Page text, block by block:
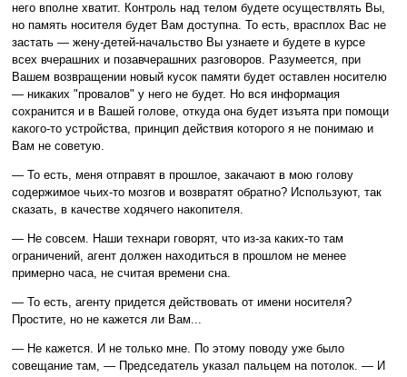
него вполне хватит. Контроль над телом будете осуществлять Вы,
но память носителя будет Вам доступна. То есть, врасплох Вас не
застать — жену-детей-начальство Вы узнаете и будете в курсе
всех вчерашних и позавчерашних разговоров. Разумеется, при
Вашем возвращении новый кусок памяти будет оставлен носителю
— никаких "провалов" у него не будет. Но вся информация
сохранится и в Вашей голове, откуда она будет изъята при помощи
какого-то устройства, принцип действия которого я не понимаю и
Вам не советую.
— То есть, меня отправят в прошлое, закачают в мою голову
содержимое чьих-то мозгов и возвратят обратно? Используют, так
сказать, в качестве ходячего накопителя.
— Не совсем. Наши технари говорят, что из-за каких-то там
ограничений, агент должен находиться в прошлом не менее
примерно часа, не считая времени сна.
— То есть, агенту придется действовать от имени носителя?
Простите, но не кажется ли Вам...
— Не кажется. И не только мне. По этому поводу уже было
совещание там, — Председатель указал пальцем на потолок. — И